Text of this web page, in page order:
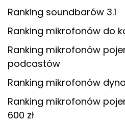
Ranking soundbarów 3.1
Ranking mikrofonów do
Ranking mikrofonów
podcastów
Ranking mikrofonów
Ranking mikrofonów
600 zł